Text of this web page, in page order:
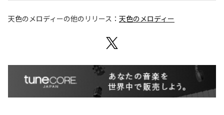
天色のメロディーの他のリリース： 天色のメロディー